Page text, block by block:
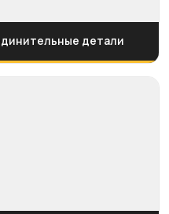
детали